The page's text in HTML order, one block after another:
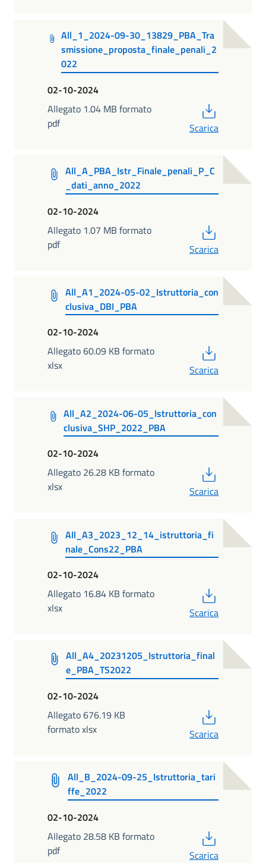
All_1_2024-09-30_13829_PBA_Tra
smissione_proposta_finale_penali_2
022
02-10-2024
Allegato 1.04 MB formato
pdf
Scarica
All_A_PBA_Istr_Finale_penali_P_C
_dati_anno_2022
02-10-2024
Allegato 1.07 MB formato
pdf
Scarica
All_A1_2024-05-02_Istruttoria_con
clusiva_DBI_PBA
02-10-2024
Allegato 60.09 KB formato
xlsx
Scarica
All_A2_2024-06-05_Istruttoria_con
clusiva_SHP_2022_PBA
02-10-2024
Allegato 26.28 KB formato
xlsx
Scarica
All_A3_2023_12_14_istruttoria_fi
nale_Cons22_PBA
02-10-2024
Allegato 16.84 KB formato
xlsx
Scarica
All_A4_20231205_Istruttoria_final
e_PBA_TS2022
02-10-2024
Allegato 676.19 KB
formato xlsx
Scarica
All_B_2024-09-25_Istruttoria_tari
ffe_2022
02-10-2024
Allegato 28.58 KB formato
pdf
Scarica